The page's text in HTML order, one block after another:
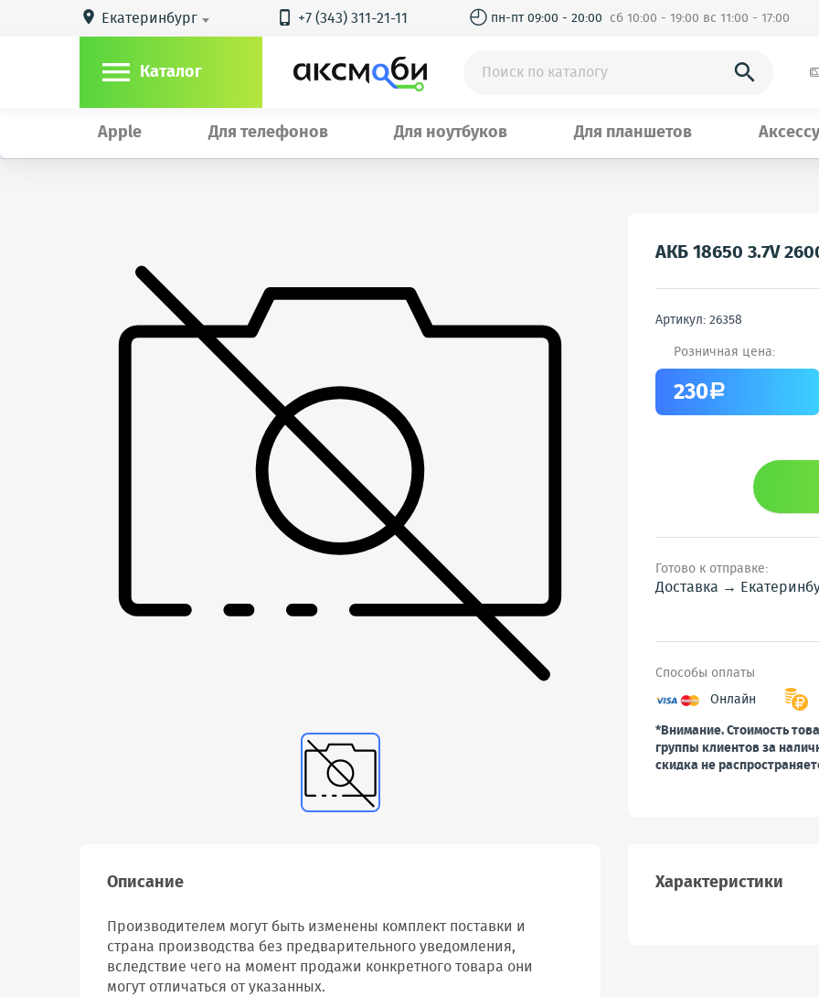
 Екатеринбург  +7 (343) 311-21-11 ◴ пн-пт 09:00 - 20:00 сб 10:00 - 19:00 вс 11:00 - 17:00
 Каталог 
Apple Для телефонов Для ноутбуков Для планшетов
АКБ 18650 3.7V
Артикул: 26358
Розничная цена:
230a
Готово к отправке:
Доставка →
Способы оплаты
Онлайн
*Внимание. Стоимость
группы клиентов за
скидка не
Описание
Производителем могут быть изменены комплект поставки и
страна производства без предварительного уведомления,
вследствие чего на момент продажи конкретного товара они
могут отличаться от указанных.
Характеристики